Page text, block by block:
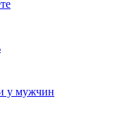
у мужчин